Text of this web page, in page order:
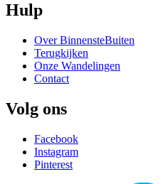
Hulp
Over BinnensteBuiten
Terugkijken
Onze Wandelingen
Contact
Volg ons
Facebook
Instagram
Pinterest